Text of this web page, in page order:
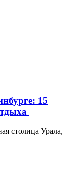
15
столица Урала,